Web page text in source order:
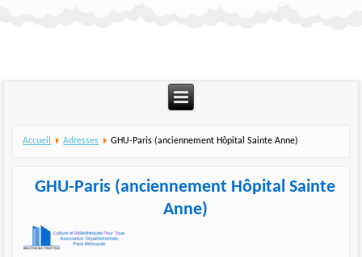
Accueil Adresses GHU-Paris (anciennement Hôpital Sainte Anne)
GHU-Paris (anciennement Hôpital Sainte
Anne)